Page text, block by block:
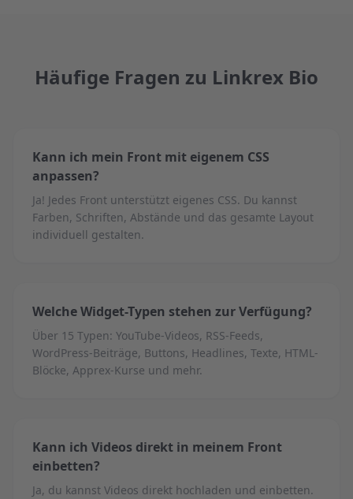
Häufige Fragen zu Linkrex Bio
Kann ich mein Front mit eigenem CSS
anpassen?
Ja! Jedes Front unterstützt eigenes CSS. Du kannst
Farben, Schriften, Abstände und das gesamte Layout
individuell gestalten.
Welche Widget-Typen stehen zur Verfügung?
Über 15 Typen: YouTube-Videos, RSS-Feeds,
WordPress-Beiträge, Buttons, Headlines, Texte, HTML-
Blöcke, Apprex-Kurse und mehr.
Kann ich Videos direkt in meinem Front
einbetten?
Ja, du kannst Videos direkt hochladen und einbetten.